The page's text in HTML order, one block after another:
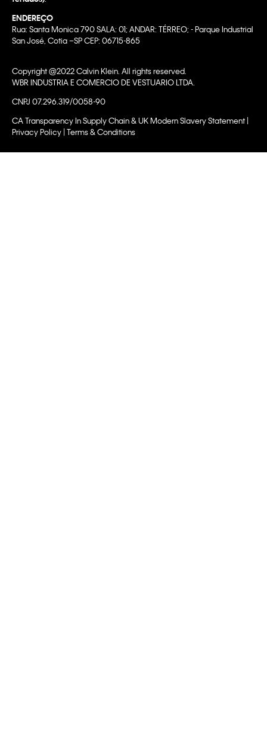
ENDEREÇO
Rua: Santa Monica 790 SALA: 01; ANDAR: TÉRREO; - Parque Industrial
San José, Cotia –SP CEP: 06715-865
Copyright @2022 Calvin Klein. All rights reserved.
WBR INDUSTRIA E COMERCIO DE VESTUARIO LTDA.
CNPJ 07.296.319/0058-90
CA Transparency In Supply Chain & UK Modern Slavery Statement |
Privacy Policy | Terms & Conditions